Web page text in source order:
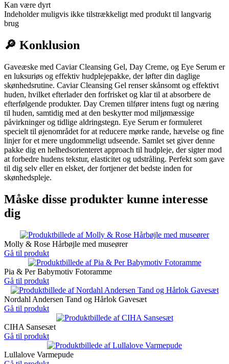
Kan være dyrt
Indeholder muligvis ikke tilstrækkeligt med produkt til langvarig
brug
🔎 Konklusion
Gaveæske med Caviar Cleansing Gel, Day Creme, og Eye Serum er
en luksuriøs og effektiv hudplejepakke, der løfter din daglige
skønhedsrutine. Caviar Cleansing Gel renser skånsomt og effektivt
huden, hvilket efterlader den forfrisket og klar til at absorbere de
efterfølgende produkter. Day Cremen tilfører intens fugt og næring
til huden, samtidig med at den beskytter mod miljømæssige
påvirkninger og tidlige aldringstegn. Eye Serum er formuleret
specielt til øjenområdet for at reducere mørke rande, hævelse og fine
linjer for et mere ungdommeligt udseende. Samlet set giver denne
pakke dig en helhedsorienteret approach til hudpleje, der sigter mod
at forbedre hudens tekstur, elasticitet og udstråling. Perfekt som gave
til dig selv eller en elsket, der fortjener det bedste inden for
skønhedspleje.
Måske disse produkter kunne interesse
dig
Molly & Rose Hårbøjle med museører
Gå til produkt
Pia & Per Babymotiv Fotoramme
Gå til produkt
Nordahl Andersen Tand og Hårlok Gavesæt
Gå til produkt
CIHA Sansesæt
Gå til produkt
Lullalove Varmepude